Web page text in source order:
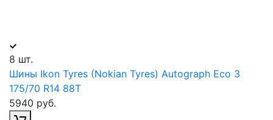
8 шт.
Шины Ikon Tyres (Nokian Tyres) Autograph Eco 3
175/70 R14 88T
5940 руб.